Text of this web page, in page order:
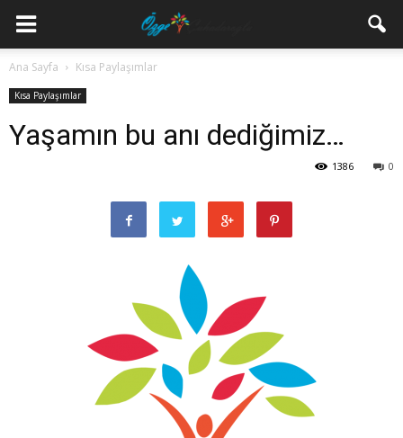
Ana Sayfa Kısa Paylaşımlar
Kısa Paylaşımlar
Yaşamın bu anı dediğimiz…
0
1386